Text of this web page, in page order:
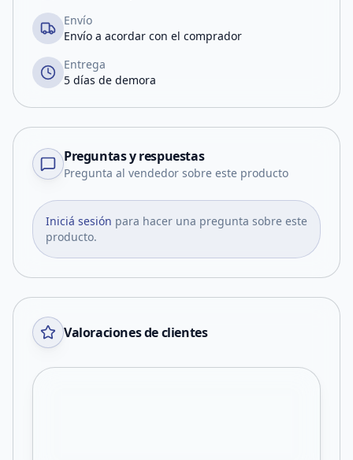
Envío
Envío a acordar con el comprador
Entrega
5 días de demora
Preguntas y respuestas
Pregunta al vendedor sobre este producto
Iniciá sesión para hacer una pregunta sobre este
producto.
Valoraciones de clientes